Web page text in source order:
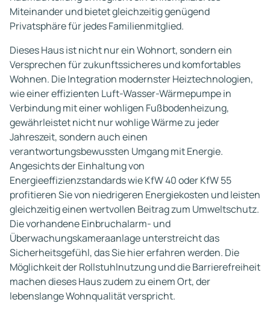
Miteinander und bietet gleichzeitig genügend
Privatsphäre für jedes Familienmitglied.
Dieses Haus ist nicht nur ein Wohnort, sondern ein
Versprechen für zukunftssicheres und komfortables
Wohnen. Die Integration modernster Heiztechnologien,
wie einer effizienten Luft-Wasser-Wärmepumpe in
Verbindung mit einer wohligen Fußbodenheizung,
gewährleistet nicht nur wohlige Wärme zu jeder
Jahreszeit, sondern auch einen
verantwortungsbewussten Umgang mit Energie.
Angesichts der Einhaltung von
Energieeffizienzstandards wie KfW 40 oder KfW 55
profitieren Sie von niedrigeren Energiekosten und leisten
gleichzeitig einen wertvollen Beitrag zum Umweltschutz.
Die vorhandene Einbruchalarm- und
Überwachungskameraanlage unterstreicht das
Sicherheitsgefühl, das Sie hier erfahren werden. Die
Möglichkeit der Rollstuhlnutzung und die Barrierefreiheit
machen dieses Haus zudem zu einem Ort, der
lebenslange Wohnqualität verspricht.